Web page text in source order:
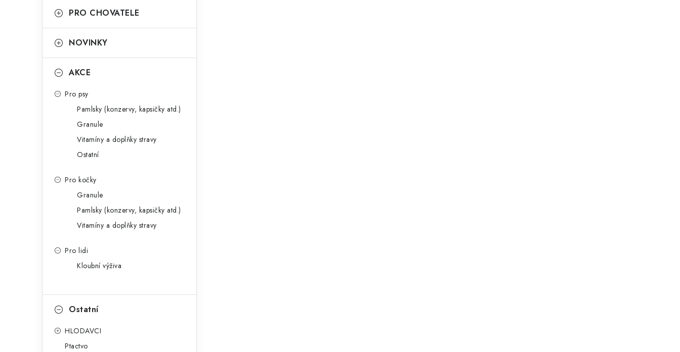
p
a
e
PRO CHOVATELE
NOVINKY
AKCE
Pro psy
Pamlsky (konzervy, kapsičky atd.)
Granule
Vitamíny a doplňky stravy
Ostatní
Pro kočky
Granule
Pamlsky (konzervy, kapsičky atd.)
Vitamíny a doplňky stravy
Pro lidi
Kloubní výživa
Ostatní
HLODAVCI
Ptactvo